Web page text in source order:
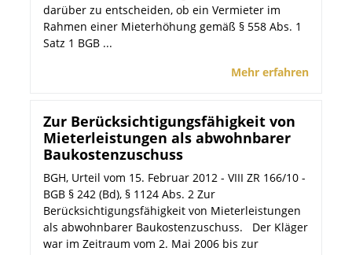
darüber zu entscheiden, ob ein Vermieter im
Rahmen einer Mieterhöhung gemäß § 558 Abs. 1
Satz 1 BGB ...
Mehr erfahren
Zur Berücksichtigungsfähigkeit von
Mieterleistungen als abwohnbarer
Baukostenzuschuss
BGH, Urteil vom 15. Februar 2012 - VIII ZR 166/10 -
BGB § 242 (Bd), § 1124 Abs. 2 Zur
Berücksichtigungsfähigkeit von Mieterleistungen
als abwohnbarer Baukostenzuschuss. Der Kläger
war im Zeitraum vom 2. Mai 2006 bis zur